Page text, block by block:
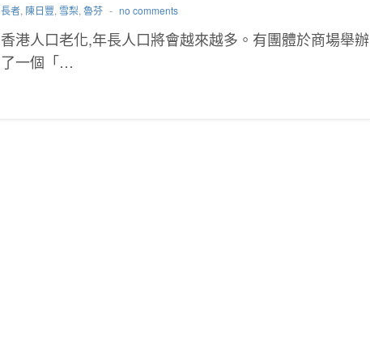
長者, 陳日豐, 雪梨, 魯芬 - no comments
香港人口老化,年長人口將會越來越多。有團體於商場舉辦
了一個「…